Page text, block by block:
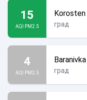
15
AQI PM2.5
Korosten
град
4
AQI PM2.5
Baranivka
град